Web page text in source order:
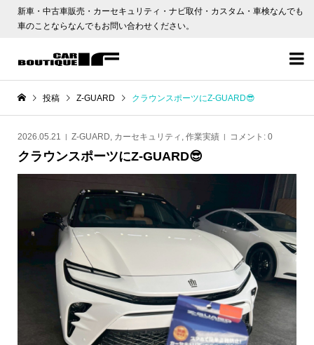
新車・中古車販売・カーセキュリティ・ナビ取付・カスタム・車検なんでも
車のことならなんでもお問い合わせください。

投稿 Z-GUARD クラウンスポーツにZ-GUARD😎
2026.05.21 Z-GUARD, カーセキュリティ , 作業実績 コメント: 0
クラウンスポーツにZ-GUARD😎